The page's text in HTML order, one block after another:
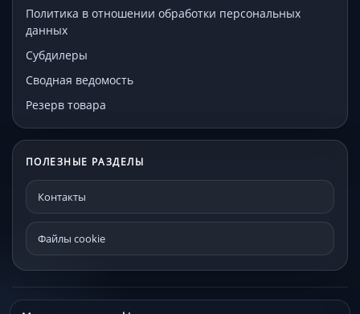
Политика в отношении обработки персональных
данных
Субдилеры
Сводная ведомость
Резерв товара
ПОЛЕЗНЫЕ РАЗДЕЛЫ
Контакты
Файлы cookie
© МЕКО - мебельная фурнитура и комплектующие 192241, Санкт-